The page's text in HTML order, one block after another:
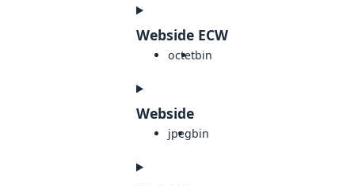
Webside ECW
octetbin
Webside
jpegbin